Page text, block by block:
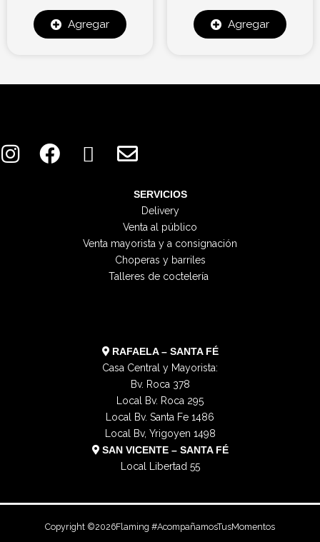
Agregar Agregar
n
a
-
t
n
e
l
o
p
e
SERVICIOS
Delivery
Venta al público
Venta mayorista y a consignación
Choperas y barriles
Talleres de coctelería
RAFAELA – SANTA FÉ
Casa Central y Mayorista:
Bv. Roca 378
Local Bv. Roca 295
Local Bv. Santa Fe 1486
Local Bv, Yrigoyen 1498
SAN VICENTE – SANTA FÉ
Local Libertad 55
Copyright ©2026Flaming #AcompañamosTusMomentos